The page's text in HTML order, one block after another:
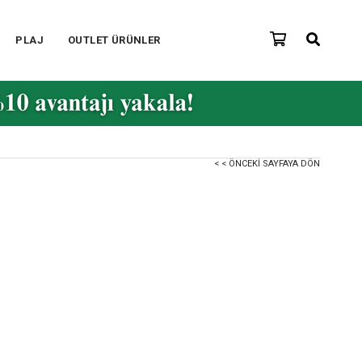
PLAJ OUTLET ÜRÜNLER
< < ÖNCEKI SAYFAYA DÖN